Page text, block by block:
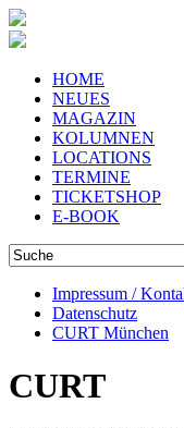
HOME
NEUES
MAGAZIN
KOLUMNEN
LOCATIONS
TERMINE
TICKETSHOP
E-BOOK
Impressum /
Datenschutz
CURT München
CURT